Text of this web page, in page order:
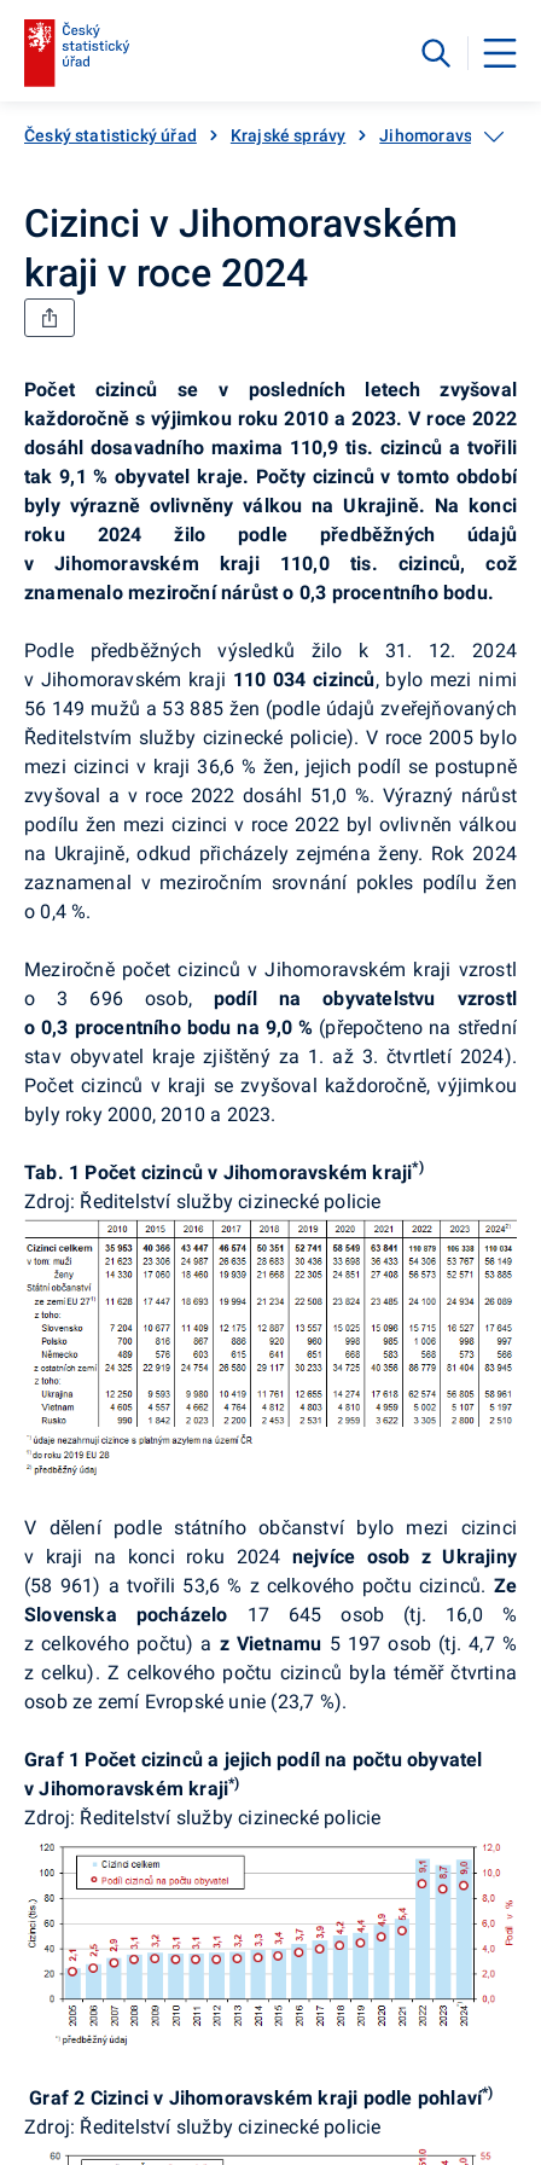
Český statistický úřad Krajské správy Jihomoravský kraj
Cizinci v Jihomoravském
kraji v roce 2024
Počet cizinců se v posledních letech zvyšoval
každoročně s výjimkou roku 2010 a 2023. V roce 2022
dosáhl dosavadního maxima 110,9 tis. cizinců a tvořili
tak 9,1 % obyvatel kraje. Počty cizinců v tomto období
byly výrazně ovlivněny válkou na Ukrajině. Na konci
roku 2024 žilo podle předběžných údajů
v Jihomoravském kraji 110,0 tis. cizinců, což
znamenalo meziroční nárůst o 0,3 procentního bodu.
Podle předběžných výsledků žilo k 31. 12. 2024
v Jihomoravském kraji 110 034 cizinců, bylo mezi nimi
56 149 mužů a 53 885 žen (podle údajů zveřejňovaných
Ředitelstvím služby cizinecké policie). V roce 2005 bylo
mezi cizinci v kraji 36,6 % žen, jejich podíl se postupně
zvyšoval a v roce 2022 dosáhl 51,0 %. Výrazný nárůst
podílu žen mezi cizinci v roce 2022 byl ovlivněn válkou
na Ukrajině, odkud přicházely zejména ženy. Rok 2024
zaznamenal v meziročním srovnání pokles podílu žen
o 0,4 %.
Meziročně počet cizinců v Jihomoravském kraji vzrostl
o 3 696 osob, podíl na obyvatelstvu vzrostl
o 0,3 procentníhobodu na 9,0 % (přepočteno na střední
stav obyvatel kraje zjištěný za 1. až 3. čtvrtletí 2024).
Počet cizinců v kraji se zvyšoval každoročně, výjimkou
byly roky 2000, 2010 a 2023.
Tab. 1 Počet cizinců v Jihomoravském kraji*)
Zdroj: Ředitelství služby cizinecké policie
V dělení podle státního občanství bylo mezi cizinci
v kraji na konci roku 2024 nejvíce osob z Ukrajiny
(58 961) a tvořili 53,6 % z celkového počtu cizinců. Ze
Slovenska pocházelo 17 645 osob (tj. 16,0 %
z celkového počtu) a z Vietnamu 5 197 osob (tj. 4,7 %
z celku). Z celkového počtu cizinců byla téměř čtvrtina
osob ze zemí Evropské unie (23,7 %).
Graf 1 Počet cizinců a jejich podíl na počtu obyvatel
v Jihomoravském kraji*)
Zdroj: Ředitelství služby cizinecké policie
Graf 2 Cizinci v Jihomoravském kraji podle pohlaví*)
Zdroj: Ředitelství služby cizinecké policie